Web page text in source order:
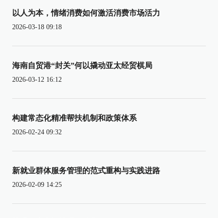
以人为本，情绪消费如何激活消费市场活力
2026-03-18 09:18
海南自贸港“封关”何以撬动亚太经贸棋局
2026-03-12 16:12
构建常态化精准帮扶机制和政策体系
2026-02-24 09:32
新就业群体服务管理的范式重构与实践进路
2026-02-09 14:25